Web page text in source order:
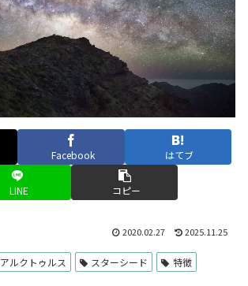
Facebook はてブ
LINE コピー
2020.02.27 2025.11.25
アルクトゥルス スターシード 特徴